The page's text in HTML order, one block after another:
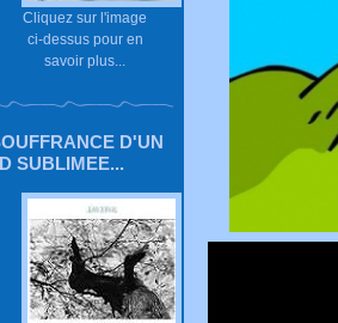
Cliquez sur l'image
ci-dessus pour en
savoir plus...
D'UN
SUBLIMEE...